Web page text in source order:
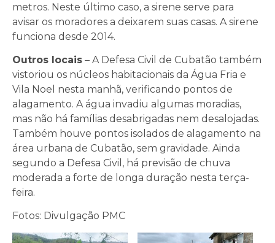
metros. Neste último caso, a sirene serve para
avisar os moradores a deixarem suas casas. A sirene
funciona desde 2014.
Outros locais – A Defesa Civil de Cubatão também
vistoriou os núcleos habitacionais da Água Fria e
Vila Noel nesta manhã, verificando pontos de
alagamento. A água invadiu algumas moradias,
mas não há famílias desabrigadas nem desalojadas.
Também houve pontos isolados de alagamento na
área urbana de Cubatão, sem gravidade. Ainda
segundo a Defesa Civil, há previsão de chuva
moderada a forte de longa duração nesta terça-
feira.
Fotos: Divulgação PMC